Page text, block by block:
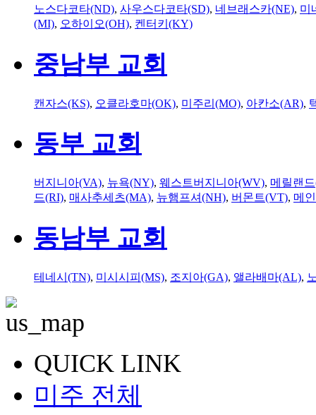
노스다코타(ND), 사우스다코타(SD), 네브래스카(NE), 미
(MI), 오하이오(OH), 켄터키(KY)
중남부 교회
캔자스(KS), 오클라호마(OK), 미주리(MO), 아칸소(AR),
동부 교회
버지니아(VA), 뉴욕(NY), 웨스트버지니아(WV), 메릴랜
드(RI), 매사추세츠(MA), 뉴햄프셔(NH), 버몬트(VT), 메
동남부 교회
테네시(TN), 미시시피(MS), 조지아(GA), 앨라배마(AL),
QUICK LINK
미주 전체